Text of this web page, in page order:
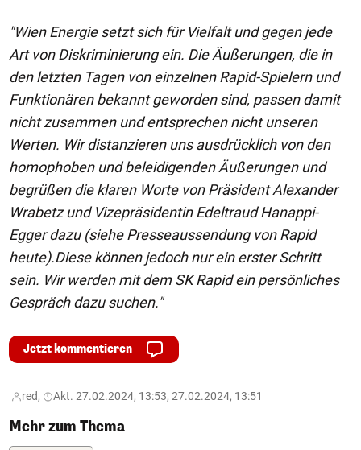
"Wien Energie setzt sich für Vielfalt und gegen jede
Art von Diskriminierung ein. Die Äußerungen, die in
den letzten Tagen von einzelnen Rapid-Spielern und
Funktionären bekannt geworden sind, passen damit
nicht zusammen und entsprechen nicht unseren
Werten. Wir distanzieren uns ausdrücklich von den
homophoben und beleidigenden Äußerungen und
begrüßen die klaren Worte von Präsident Alexander
Wrabetz und Vizepräsidentin Edeltraud Hanappi-
Egger dazu (siehe Presseaussendung von Rapid
heute).Diese können jedoch nur ein erster Schritt
sein. Wir werden mit dem SK Rapid ein persönliches
Gespräch dazu suchen."
Jetzt kommentieren
red, Akt. 27.02.2024, 13:53, 27.02.2024, 13:51
Mehr zum Thema